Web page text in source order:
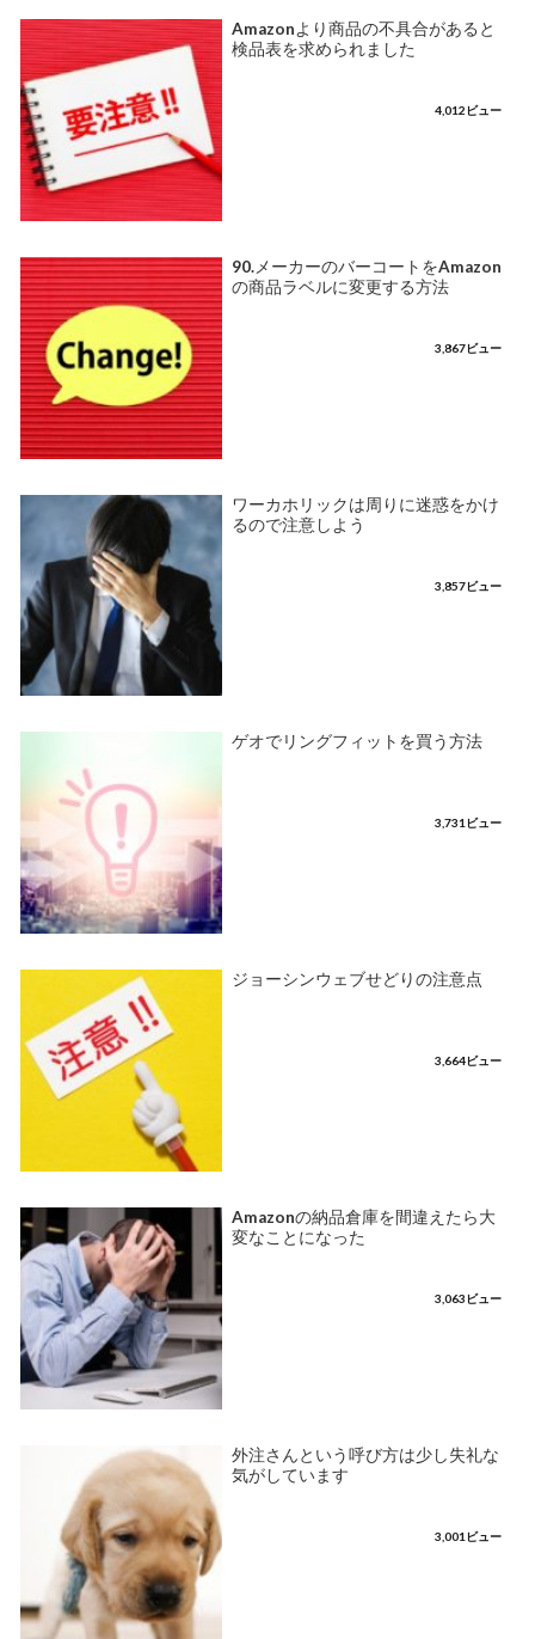
Amazonより商品の不具合があると
検品表を求められました
4,012ビュー
90.メーカーのバーコートをAmazon
の商品ラベルに変更する方法
3,867ビュー
ワーカホリックは周りに迷惑をかけ
るので注意しよう
3,857ビュー
ゲオでリングフィットを買う方法
3,731ビュー
ジョーシンウェブせどりの注意点
3,664ビュー
Amazonの納品倉庫を間違えたら大
変なことになった
3,063ビュー
外注さんという呼び方は少し失礼な
気がしています
3,001ビュー